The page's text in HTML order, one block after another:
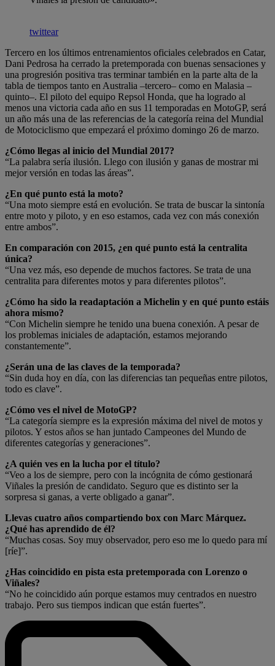
twittear
Tercero en los últimos entrenamientos oficiales celebrados en Catar,
Dani Pedrosa ha cerrado la pretemporada con buenas sensaciones y
una progresión positiva tras terminar también en la parte alta de la
tabla de tiempos tanto en Australia –tercero– como en Malasia –
quinto–. El piloto del equipo Repsol Honda, que ha logrado al
menos una victoria cada año en sus 11 temporadas en MotoGP, será
un año más una de las referencias de la categoría reina del Mundial
de Motociclismo que empezará el próximo domingo 26 de marzo.
¿Cómo llegas al inicio del Mundial 2017?
“La palabra sería ilusión. Llego con ilusión y ganas de mostrar mi
mejor versión en todas las áreas”.
¿En qué punto está la moto?
“Una moto siempre está en evolución. Se trata de buscar la sintonía
entre moto y piloto, y en eso estamos, cada vez con más conexión
entre ambos”.
En comparación con 2015, ¿en qué punto está la centralita
única?
“Una vez más, eso depende de muchos factores. Se trata de una
centralita para diferentes motos y para diferentes pilotos”.
¿Cómo ha sido la readaptación a Michelin y en qué punto estáis
ahora mismo?
“Con Michelin siempre he tenido una buena conexión. A pesar de
los problemas iniciales de adaptación, estamos mejorando
constantemente”.
¿Serán una de las claves de la temporada?
“Sin duda hoy en día, con las diferencias tan pequeñas entre pilotos,
todo es clave”.
¿Cómo ves el nivel de MotoGP?
“La categoría siempre es la expresión máxima del nivel de motos y
pilotos. Y estos años se han juntado Campeones del Mundo de
diferentes categorías y generaciones”.
¿A quién ves en la lucha por el título?
“Veo a los de siempre, pero con la incógnita de cómo gestionará
Viñales la presión de candidato. Seguro que es distinto ser la
sorpresa si ganas, a verte obligado a ganar”.
Llevas cuatro años compartiendo box con Marc Márquez.
¿Qué has aprendido de él?
“Muchas cosas. Soy muy observador, pero eso me lo quedo para mí
[ríe]”.
¿Has coincidido en pista esta pretemporada con Lorenzo o
Viñales?
“No he coincidido aún porque estamos muy centrados en nuestro
trabajo. Pero sus tiempos indican que están fuertes”.